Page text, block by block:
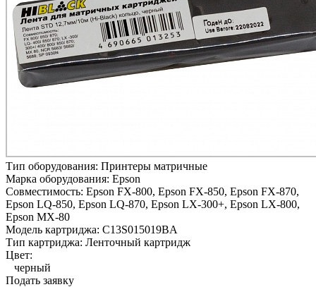
Тип оборудования: Принтеры матричные
Марка оборудования: Epson
Совместимость: Epson FX-800, Epson FX-850, Epson FX-870,
Epson LQ-850, Epson LQ-870, Epson LX-300+, Epson LX-800,
Epson MX-80
Модель картриджа: C13S015019BA
Тип картриджа: Ленточный картридж
Цвет:
черный
Подать заявку